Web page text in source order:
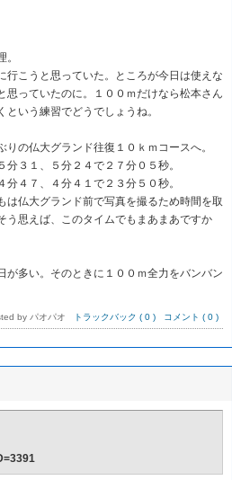
こうと思っていた。ところが今日は使えな
思っていたのに。１００ｍだけなら松本さん
いう練習でどうでしょうね。
の仏大グランド往復１０ｋｍコースへ。
３１、５分２４で２７分０５秒。
４７、４分４１で２３分５０秒。
仏大グランド前で写真を撮るため時間を取
う思えば、このタイムでもまあまあですか
多い。そのときに１００ｍ全力をバンバン
by パオパオ トラックバック ( 0 ) コメント ( 0 )